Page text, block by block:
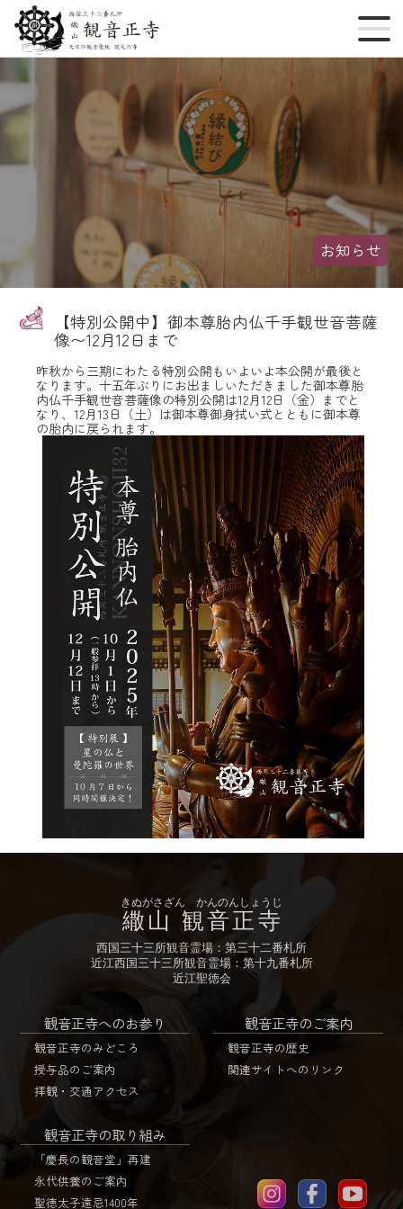
お知らせ
【特別公開中】御本尊胎内仏千手観世音菩薩
像〜12月12日まで
昨秋から三期にわたる特別公開もいよいよ本公開が最後と
なります。十五年ぶりにお出ましいただきました御本尊胎
内仏千手観世音菩薩像の特別公開は12月12日（金）までと
なり、12月13日（土）は御本尊御身拭い式とともに御本尊
の胎内に戻られます。
繖山 観音正寺
きぬがさざん かんのんしょうじ
西国三十三所観音霊場：第三十二番札所
近江西国三十三所観音霊場：第十九番札所
近江聖徳会
観音正寺へのお参り
観音正寺のみどころ
授与品のご案内
拝観・交通アクセス
観音正寺のご案内
観音正寺の歴史
関連サイトへのリンク
観音正寺の取り組み
「慶長の観音堂」再建
永代供養のご案内
聖徳太子遠忌1400年